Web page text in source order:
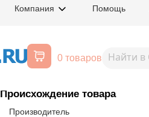
Компания Помощь
0 товаров
1207-4837
Происхождение товара
Производитель